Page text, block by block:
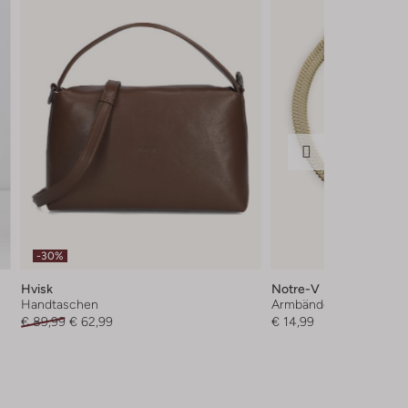
-30%
Hvisk
Handtaschen
€ 89,99 € 62,99
Notre-V
Armbänder
€ 14,99